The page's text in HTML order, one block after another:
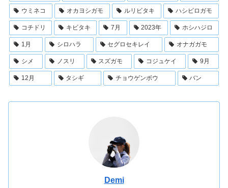
ウミネコ オカヨシガモ ルリビタキ ハシビロガモ
コチドリ キビタキ 7月 2023年 ホシハジロ
1月 シロハラ セグロセキレイ オナガガモ
シメ ノスリ スズガモ コジュケイ 9月
12月 タシギ チョウゲンボウ バン
Demi